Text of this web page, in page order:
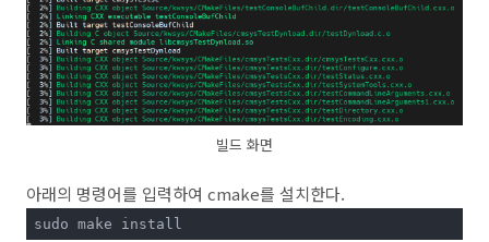
빌드 화면
아래의 명령어를 입력하여 cmake를 설치한다.
sudo make install